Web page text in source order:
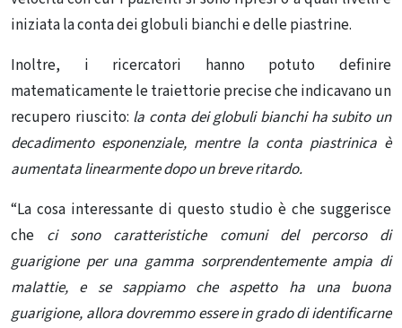
iniziata la conta dei globuli bianchi e delle piastrine.
Inoltre, i ricercatori hanno potuto definire
matematicamente le traiettorie precise che indicavano un
recupero riuscito: la conta dei globuli bianchi ha subito un
decadimento esponenziale, mentre la conta piastrinica è
aumentata linearmente dopo un breve ritardo.
“La cosa interessante di questo studio è che suggerisce
che ci sono caratteristiche comuni del percorso di
guarigione per una gamma sorprendentemente ampia di
malattie, e se sappiamo che aspetto ha una buona
guarigione, allora dovremmo essere in grado di identificarne